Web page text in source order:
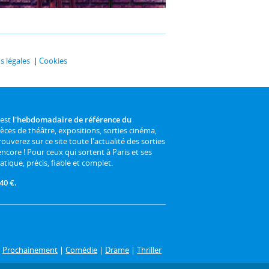
légales Cookies
l'hebdomadaire de référence du
de théâtre, expositions, sorties cinéma,
sur ce site toute l'actualité des sorties
! Pour ceux qui sortent à Paris et ses
précis, fiable et complet.
€.
Prochainement | Comédie | Drame | Thriller